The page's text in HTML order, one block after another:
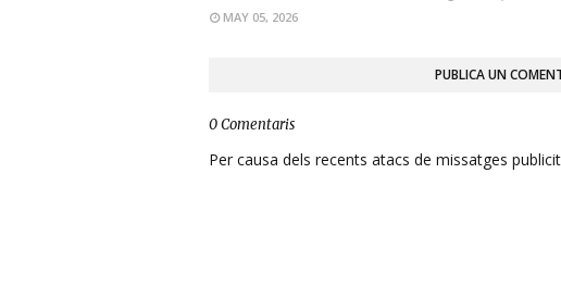
MAY 05, 2026
PUBLICA UN
0 Comentaris
Per causa dels recents atacs de missatges